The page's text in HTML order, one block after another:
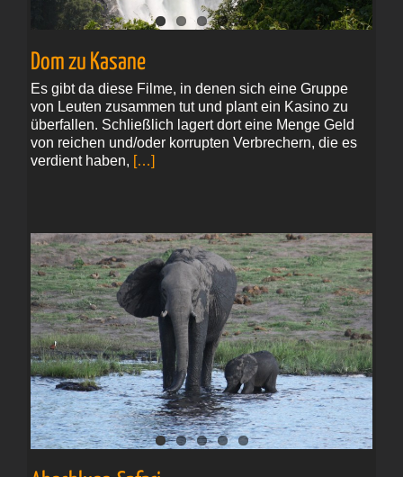
Dom zu Kasane
Es gibt da diese Filme, in denen sich eine Gruppe
von Leuten zusammen tut und plant ein Kasino zu
überfallen. Schließlich lagert dort eine Menge Geld
von reichen und/oder korrupten Verbrechern, die es
verdient haben, […]